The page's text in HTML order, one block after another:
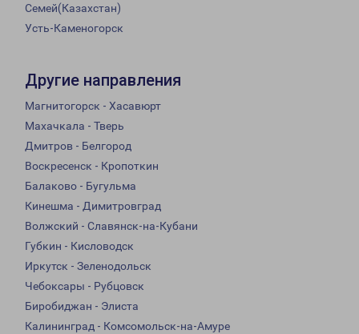
Семей(Казахстан)
Усть-Каменогорск
Другие направления
Магнитогорск - Хасавюрт
Махачкала - Тверь
Дмитров - Белгород
Воскресенск - Кропоткин
Балаково - Бугульма
Кинешма - Димитровград
Волжский - Славянск-на-Кубани
Губкин - Кисловодск
Иркутск - Зеленодольск
Чебоксары - Рубцовск
Биробиджан - Элиста
Калининград - Комсомольск-на-Амуре